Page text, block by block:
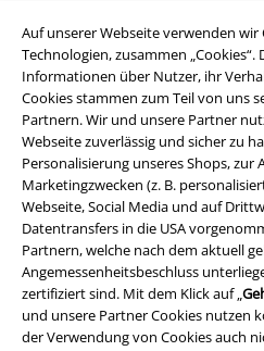
Auf unserer Webseite verwenden wir
Technologien, zusammen „Cookies“.
Informationen über Nutzer, ihr
Cookies stammen zum Teil von uns
Partnern. Wir und unsere Partner
Webseite zuverlässig und sicher zu
Personalisierung unseres Shops, zur
Marketingzwecken (z. B.
Webseite, Social Media und auf
Datentransfers in die USA
Partnern, welche nach dem aktuell
Angemessenheitsbeschluss
zertifiziert sind. Mit dem Klick auf „
und unsere Partner Cookies nutzen
der Verwendung von Cookies auch
Impressum
Datenschutz
Entsorgung und Umweltschutz
Konformitätserklärung
Information zur Barrierefreiheit
Cookie-Einstellungen
Vertrag widerrufen